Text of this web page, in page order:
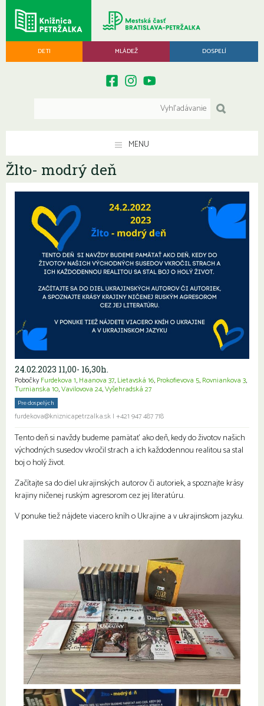
DETI MLÁDEŽ DOSPELÍ
MENU
Žlto- modrý deň
24.02.2023 11,00- 16,30h.
Pobočky Furdekova 1, Haanova 37, Lietavská 16, Prokofievova 5, Rovniankova 3,
Turnianska 10,Vavilovova 24,Vyšehradská 27
Pre dospelých
furdekova@kniznicapetrzalka.sk | +421 947 487 718
Tento deň si navždy budeme pamätať ako deň, kedy do životov našich
východných susedov vkročil strach a ich každodennou realitou sa stal
boj o holý život.
Začítajte sa do diel ukrajinských autorov či autoriek, a spoznajte krásy
krajiny ničenej ruským agresorom cez jej literatúru.
V ponuke tiež nájdete viacero kníh o Ukrajine a v ukrajinskom jazyku.